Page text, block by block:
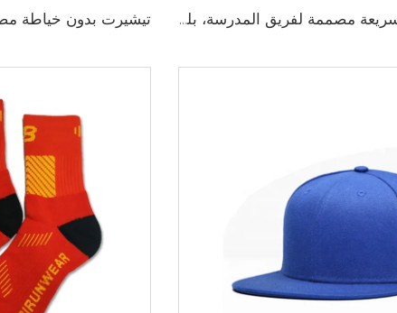
بلوزة رغبي جافة سريعة مصممة لفريق المدرسة، بلوزة رغبي بقماش أداء يسحب الرطوبة مع تخصيص بالتحميص